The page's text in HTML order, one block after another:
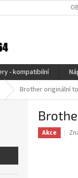
- kompatibilní
Brother originální
Akce